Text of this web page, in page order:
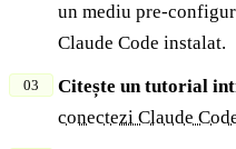
un mediu pre-
Claude Code instalat.
Citește un tutorial
conectezi Claude